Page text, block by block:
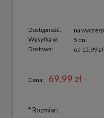
Dostępność:
na
Wysyłka w:
5 dni
Dostawa:
od 15,99 zł
Cena: 69,99 zł
* Rozmiar: